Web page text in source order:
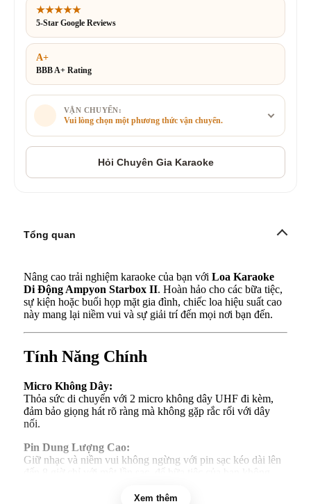
★★★★★
5-Star Google Reviews
A+
BBB A+ Rating
VẬN CHUYỂN:
Vui lòng chọn một phương thức vận chuyển.
Tổng quan
Nâng cao trải nghiệm karaoke của bạn với Loa Karaoke
Di Động Ampyon Starbox II. Hoàn hảo cho các bữa tiệc,
sự kiện hoặc buổi họp mặt gia đình, chiếc loa hiệu suất cao
này mang lại niềm vui và sự giải trí đến mọi nơi bạn đến.
Tính Năng Chính
Micro Không Dây:
Thỏa sức di chuyển với 2 micro không dây UHF đi kèm,
đảm bảo giọng hát rõ ràng mà không gặp rắc rối với dây
nối.
Pin Dung Lượng Cao:
Giữ nhạc và niềm vui không ngừng với pin sạc kéo dài lên
đến 8 giờ chỉ với một lần sạc, để bữa tiệc của bạn không
Xem thêm